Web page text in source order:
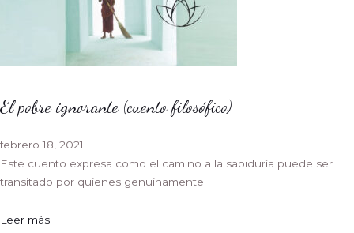
El pobre ignorante (cuento filosófico)
febrero 18, 2021
Este cuento expresa como el camino a la sabiduría puede ser
transitado por quienes genuinamente
Leer más